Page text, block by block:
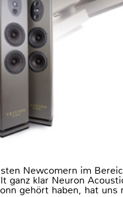
Newcomern im
ganz klar Neuron
gehört haben, hat uns